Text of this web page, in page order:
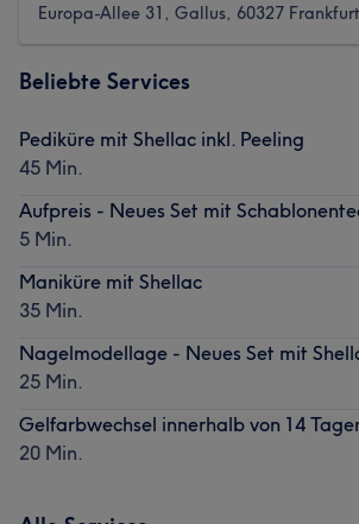
Europa-Allee 31, Gallus, 60327
Beliebte Services
Pediküre mit Shellac inkl. Peeling
45 Min.
Aufpreis - Neues Set mit
5 Min.
Maniküre mit Shellac
35 Min.
Nagelmodellage - Neues Set mit
25 Min.
Gelfarbwechsel innerhalb von 14
20 Min.